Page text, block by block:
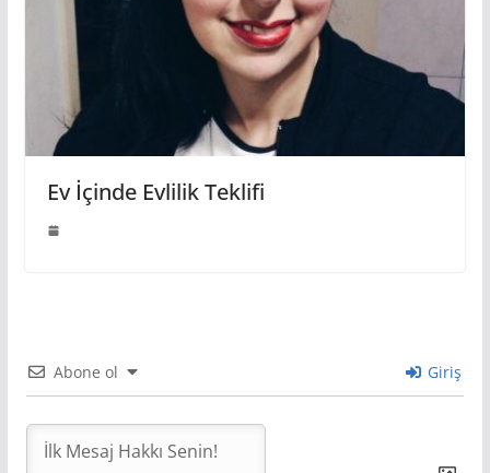
Ev İçinde Evlilik Teklifi
Abone ol Giriş